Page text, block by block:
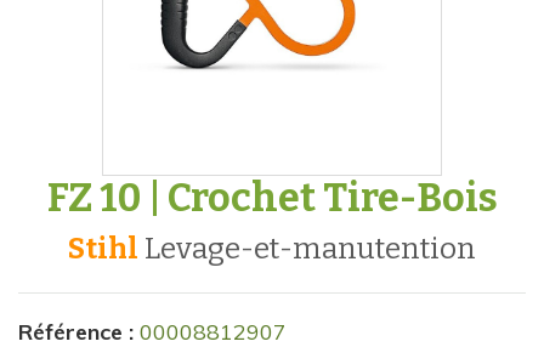
FZ 10 | Crochet Tire-Bois
Stihl levage-et-manutention
Référence : 00008812907